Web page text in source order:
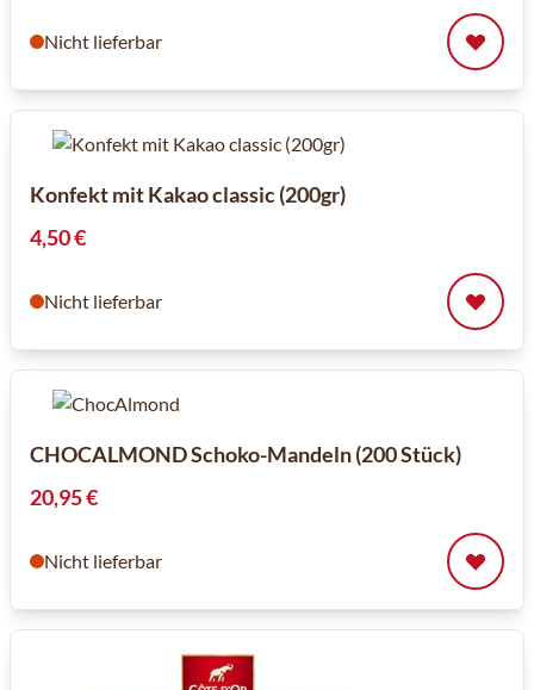
Nicht lieferbar
Konfekt mit Kakao classic (200gr)
4,50 €
Nicht lieferbar
CHOCALMOND Schoko-Mandeln (200 Stück)
20,95 €
Nicht lieferbar